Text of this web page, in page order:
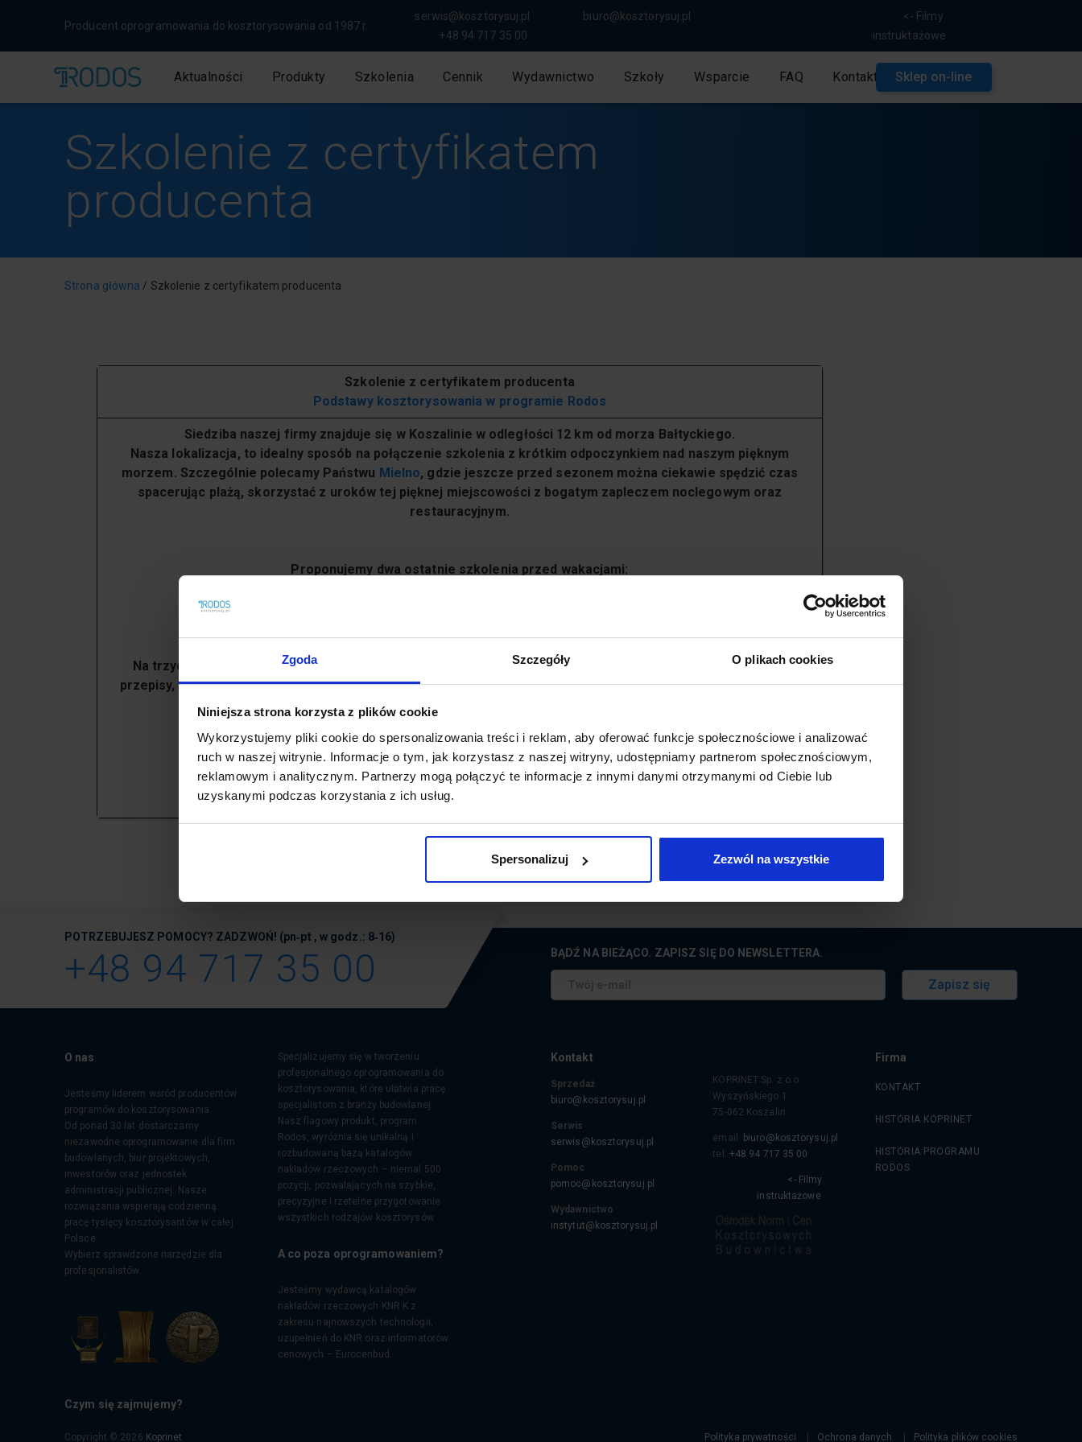
Zgoda Szczegóły O plikach cookies
Niniejsza strona korzysta z plików cookie
Wykorzystujemy pliki cookie do spersonalizowania treści i reklam, aby oferować funkcje społecznościowe i analizować
ruch w naszej witrynie. Informacje o tym, jak korzystasz z naszej witryny, udostępniamy partnerom społecznościowym,
reklamowym i analitycznym. Partnerzy mogą połączyć te informacje z innymi danymi otrzymanymi od Ciebie lub
uzyskanymi podczas korzystania z ich usług.
Spersonalizuj Zezwól na wszystkie
Producent oprogramowania do kosztorysowania od 1987 r.
serwis@kosztorysuj.pl
biuro@kosztorysuj.pl
+48 94 717 35 00
<- Filmy
instruktażowe
Aktualności Produkty Szkolenia Cennik Wydawnictwo Szkoły Wsparcie FAQ Kontakt Sklep on-line
Szukaj
Szkolenie z certyfikatem
producenta
Strona główna / Szkolenie z certyfikatem producenta
Szkolenie z certyfikatem producenta
Podstawy kosztorysowania w programie Rodos
Siedziba naszej firmy znajduje się w Koszalinie w odległości 12 km od morza Bałtyckiego.
Nasza lokalizacja, to idealny sposób na połączenie szkolenia z krótkim odpoczynkiem nad naszym pięknym
morzem. Szczególnie polecamy Państwu Mielno, gdzie jeszcze przed sezonem można ciekawie spędzić czas
spacerując plażą, skorzystać z uroków tej pięknej miejscowości z bogatym zapleczem noclegowym oraz
restauracyjnym.
Proponujemy dwa ostatnie szkolenia przed wakacjami:
Na trzydniowym kursie nauczysz się wykonywania kosztorysów od podstaw, poznasz podstawowe pojęcia,
przepisy, nauczysz się jak stworzyć przedmiar robót, przygotujesz kosztorys do wydruku, poznasz możliwości
programu Rodos.
Koszt szkolenia: 1155,00 zł netto* (vat zwolniony)
* cena zawiera jedynie koszt szkolenia oraz drobnego cateringu, nie zawiera noclegu
Baza noclegowa w Mielnie
POTRZEBUJESZ POMOCY? ZADZWOŃ! (pn‑pt , w godz.: 8‑16)
+48 94 717 35 00 BĄDŹ NA BIEŻĄCO. ZAPISZ SIĘ DO NEWSLETTERA.
Zapisz się
O nas
Jesteśmy liderem wśród producentów
programów do kosztorysowania.
Od ponad 30 lat dostarczamy
niezawodne oprogramowanie dla firm
budowlanych, biur projektowych,
inwestorów oraz jednostek
administracji publicznej. Nasze
rozwiązania wspierają codzienną
pracę tysięcy kosztorysantów w całej
Polsce.
Wybierz sprawdzone narzędzie dla
profesjonalistów.
Czym się zajmujemy?
Specjalizujemy się w tworzeniu
profesjonalnego oprogramowania do
kosztorysowania, które ułatwia pracę
specjalistom z branży budowlanej.
Nasz flagowy produkt, program
Rodos, wyróżnia się unikalną i
rozbudowaną bazą katalogów
nakładów rzeczowych – niemal 500
pozycji, pozwalających na szybkie,
precyzyjne i rzetelne przygotowanie
wszystkich rodzajów kosztorysów.
A co poza oprogramowaniem?
Jesteśmy wydawcą katalogów
nakładów rzeczowych KNR K z
zakresu najnowszych technologii,
uzupełnień do KNR oraz informatorów
cenowych – Eurocenbud.
Kontakt
Sprzedaż
biuro@kosztorysuj.pl
Serwis
serwis@kosztorysuj.pl
Pomoc
pomoc@kosztorysuj.pl
Wydawnictwo
instytut@kosztorysuj.pl
KOPRINET Sp. z o.o.
Wyszyńskiego 1
75-062 Koszalin
email: biuro@kosztorysuj.pl
tel: +48 94 717 35 00
<- Filmy
instruktażowe
Firma
KONTAKT
HISTORIA KOPRINET
HISTORIA PROGRAMU
RODOS
Copyright © 2026 Koprinet Polityka prywatności Ochrona danych Polityka plików cookies